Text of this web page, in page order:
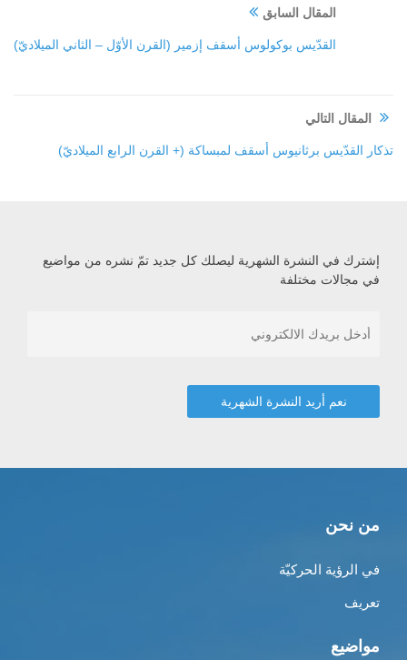
المقال السابق
القدّيس بوكولوس أسقف إزمير (القرن الأوّل – الثاني الميلاديّ)
المقال التالي
تذكار القدّيس برثانيوس أسقف لمبساكة (+ القرن الرابع الميلاديّ)
إشترك في النشرة الشهرية ليصلك كل جديد تمّ نشره من مواضيع
في مجالات مختلفة
من نحن
في الرؤية الحركيّة
تعريف
مواضيع